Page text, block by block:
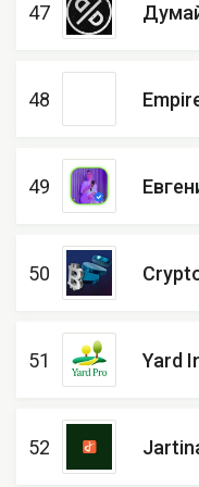
47
48
49
50
51 Yard
52